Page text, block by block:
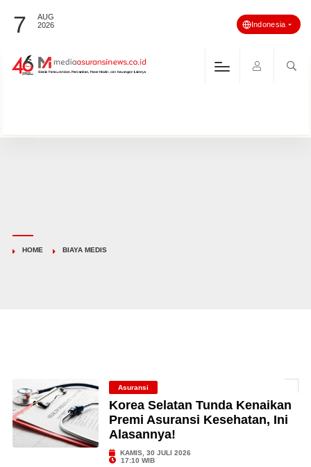
7
AUG
2026
Indonesia
HOME BIAYA MEDIS
Asuransi
Korea Selatan Tunda Kenaikan
Premi Asuransi Kesehatan, Ini
Alasannya!
KAMIS, 30 JULI 2026
17:10 WIB